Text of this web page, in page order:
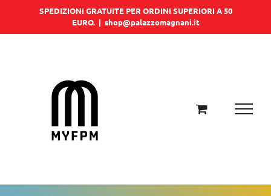
SPEDIZIONI GRATUITE PER ORDINI SUPERIORI A 50
EURO. | shop@palazzomagnani.it